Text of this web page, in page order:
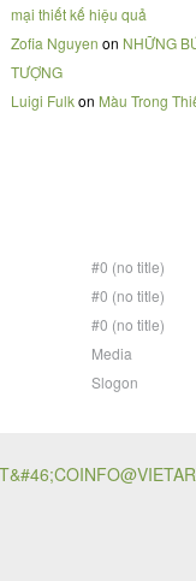
mại thiết kế hiệu quả
Zofia Nguyen on NHỮNG
TƯỢNG
Luigi Fulkon Màu Trong
#0 (no title)
#0 (no title)
#0 (no title)
Media
Slogon